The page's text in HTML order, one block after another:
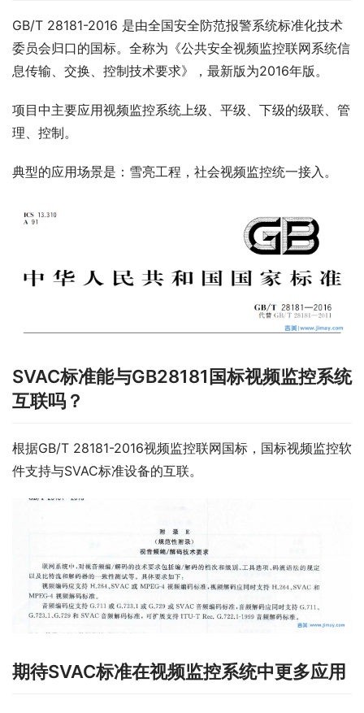
GB/T 28181-2016 是由全国安全防范报警系统标准化技术
委员会归口的国标。全称为《公共安全视频监控联网系统信
息传输、交换、控制技术要求》，最新版为2016年版。
项目中主要应用视频监控系统上级、平级、下级的级联、管
理、控制。
典型的应用场景是：雪亮工程，社会视频监控统一接入。
SVAC标准能与GB28181国标视频监控系统
互联吗？
根据GB/T 28181-2016视频监控联网国标，国标视频监控软
件支持与SVAC标准设备的互联。
期待SVAC标准在视频监控系统中更多应用